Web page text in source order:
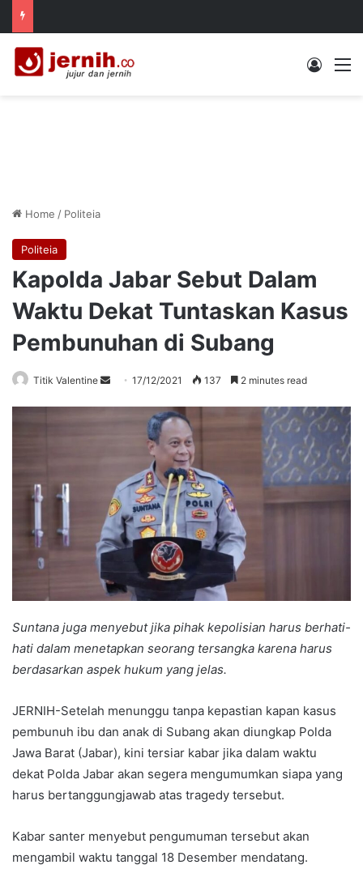
Log In
Home / Politeia
Politeia
Kapolda Jabar Sebut Dalam
Waktu Dekat Tuntaskan Kasus
Pembunuhan di Subang
Titik Valentine
Send17/12/2021 137 2 minutes read
Suntana juga menyebut jika pihak kepolisian harus berhati-
hati dalam menetapkan seorang tersangka karena harus
berdasarkan aspek hukum yang jelas.
JERNIH-Setelah menunggu tanpa kepastian kapan kasus
pembunuh ibu dan anak di Subang akan diungkap Polda
Jawa Barat (Jabar), kini tersiar kabar jika dalam waktu
dekat Polda Jabar akan segera mengumumkan siapa yang
harus bertanggungjawab atas tragedy tersebut.
Kabar santer menyebut pengumuman tersebut akan
mengambil waktu tanggal 18 Desember mendatang.